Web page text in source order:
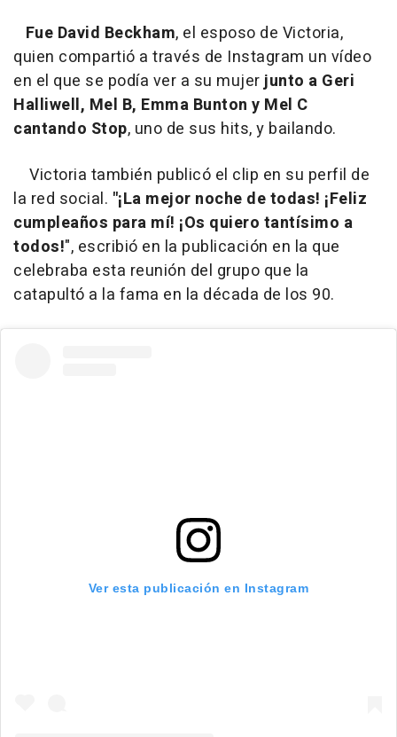
Fue David Beckham, el esposo de Victoria,
quien compartió a través de Instagram un vídeo
en el que se podía ver a su mujerjunto a Geri
Halliwell, Mel B, Emma Bunton y Mel C
cantando Stop, uno de sus hits, y bailando.
Victoria también publicó el clip en su perfil de
la red social. "¡La mejor noche de todas! ¡Feliz
cumpleaños para mí! ¡Os quiero tantísimo a
todos!", escribió en la publicación en la que
celebraba esta reunión del grupo que la
catapultó a la fama en la década de los 90.
Ver esta publicación en Instagram